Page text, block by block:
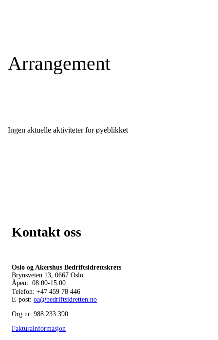
Arrangement
Ingen aktuelle aktiviteter for øyeblikket
Kontakt oss
Oslo og Akershus Bedriftsidrettskrets
Brynsveien 13, 0667 Oslo
Åpent: 08.00-15.00
Telefon: +47 459 78 446
E-post: oa@bedriftsidretten.no
Org.nr. 988 233 390
Fakturainformasjon